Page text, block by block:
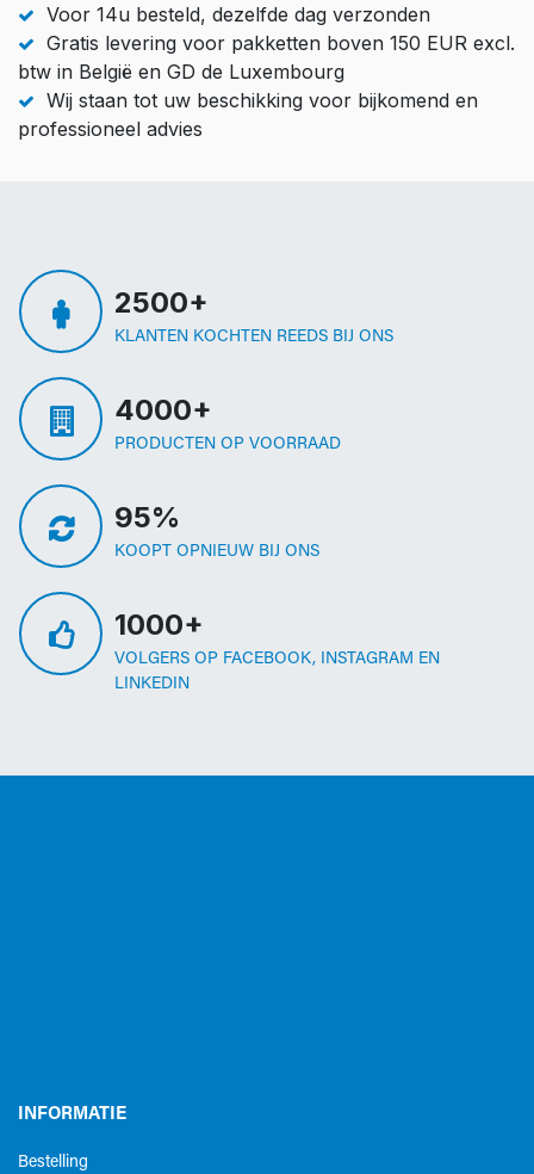
Voor 14u besteld, dezelfde dag verzonden
Gratis levering voor pakketten boven 150 EUR excl.
btw in België en GD de Luxembourg
Wij staan tot uw beschikking voor bijkomend en
professioneel advies
2500+
KLANTEN KOCHTEN REEDS BIJ ONS
4000+
PRODUCTEN OP VOORRAAD
95%
KOOPT OPNIEUW BIJ ONS
1000+
VOLGERS OP FACEBOOK, INSTAGRAM EN
LINKEDIN
INFORMATIE
Bestelling